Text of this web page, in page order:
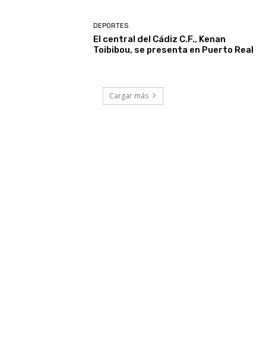
DEPORTES
El central del Cádiz C.F., Kenan
Toibibou, se presenta en Puerto Real
Cargar más